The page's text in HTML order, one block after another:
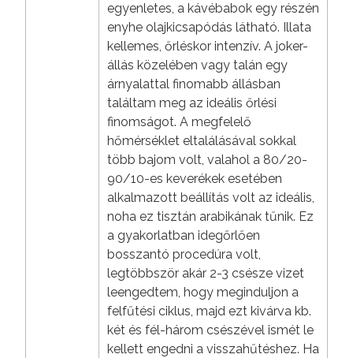
egyenletes, a kávébabok egy részén
enyhe olajkicsapódás látható. Illata
kellemes, őrléskor intenzív. A joker-
állás közelében vagy talán egy
árnyalattal finomabb állásban
találtam meg az ideális őrlési
finomságot. A megfelelő
hőmérséklet eltalálásával sokkal
több bajom volt, valahol a 80/20-
90/10-es keverékek esetében
alkalmazott beállítás volt az ideális,
noha ez tisztán arabikának tűnik. Ez
a gyakorlatban idegőrlően
bosszantó procedúra volt,
legtöbbször akár 2-3 csésze vizet
leengedtem, hogy meginduljon a
felfűtési ciklus, majd ezt kivárva kb.
két és fél-három csészével ismét le
kellett engedni a visszahűtéshez. Ha